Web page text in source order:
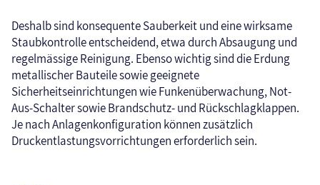
Deshalb sind konsequente Sauberkeit und eine wirksame
Staubkontrolle entscheidend, etwa durch Absaugung und
regelmässige Reinigung. Ebenso wichtig sind die Erdung
metallischer Bauteile sowie geeignete
Sicherheitseinrichtungen wie Funkenüberwachung, Not-
Aus-Schalter sowie Brandschutz- und Rückschlagklappen.
Je nach Anlagenkonfiguration können zusätzlich
Druckentlastungsvorrichtungen erforderlich sein.